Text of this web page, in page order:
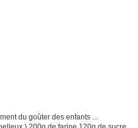
du goûter des enfants ...